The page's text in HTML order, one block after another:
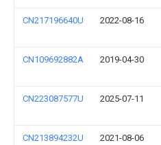
CN217196640U 2022-08-16
CN109692882A 2019-04-30
CN223087577U 2025-07-11
CN213894232U 2021-08-06